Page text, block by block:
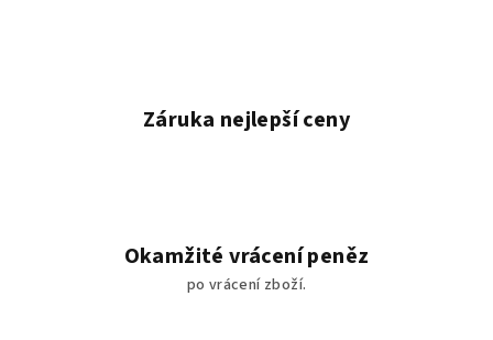
Záruka nejlepší ceny
Okamžité vrácení peněz
po vrácení zboží.